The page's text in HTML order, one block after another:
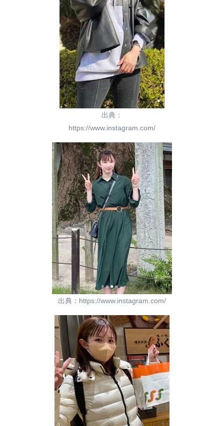
出典：
https://www.instagram.com/
出典：https://www.instagram.com/